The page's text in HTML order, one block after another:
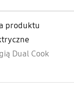
produktu
Dual Cook